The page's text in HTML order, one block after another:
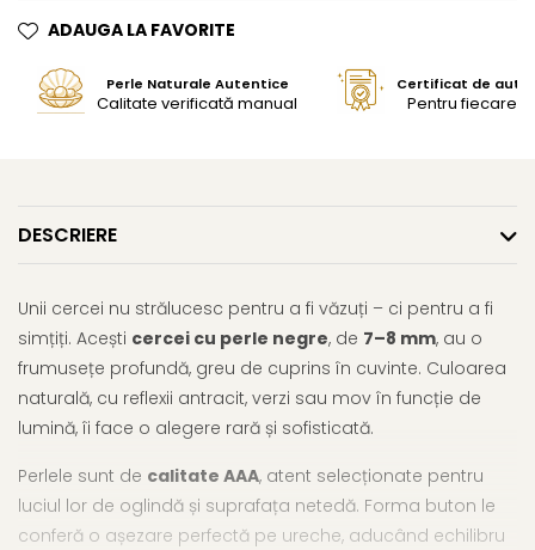
ADAUGA LA FAVORITE
Perle Naturale Autentice
Calitate verificată manual
Certificat de
Pentru fiecare
DESCRIERE
Unii cercei nu strălucesc pentru a fi văzuți – ci pentru a fi
simțiți. Acești cercei cu perle negre, de 7–8 mm, au o
frumusețe profundă, greu de cuprins în cuvinte. Culoarea
naturală, cu reflexii antracit, verzi sau mov în funcție de
lumină, îi face o alegere rară și sofisticată.
Perlele sunt de calitate AAA, atent selecționate pentru
luciul lor de oglindă și suprafața netedă. Forma buton le
conferă o așezare perfectă pe ureche, aducând echilibru